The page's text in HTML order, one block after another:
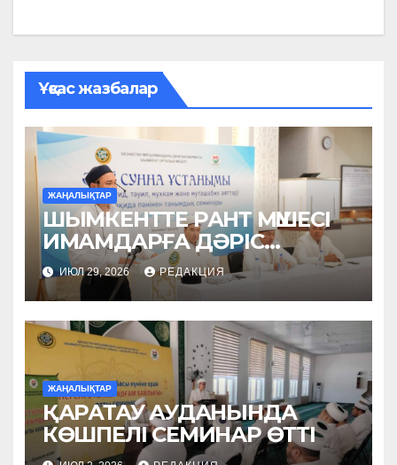
Ұқсас жазбалар
ЖАҢАЛЫҚТАР
ШЫМКЕНТТЕ РАНТ МҮШЕСІ
ИМАМДАРҒА ДӘРІС
ОҚЫДЫ
ИЮЛ 29, 2026 РЕДАКЦИЯ
ЖАҢАЛЫҚТАР
ҚАРАТАУ АУДАНЫНДА
КӨШПЕЛІ СЕМИНАР ӨТТІ